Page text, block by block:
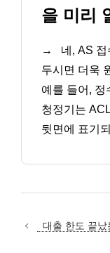
을 미리
→
네, AS
두시면 더욱
예를 들어, 정
청정기는
뒷면에 표기
대출 한도 끝